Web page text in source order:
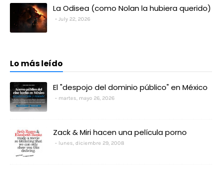
La Odisea (como Nolan la hubiera querido)
July 22, 2026
Lo más leído
El "despojo del dominio público" en México
martes, mayo 26, 2026
Zack & Miri hacen una película porno
lunes, diciembre 29, 2008